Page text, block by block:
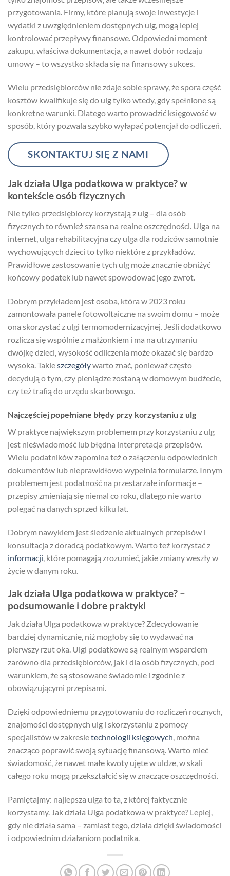
przygotowania. Firmy, które planują swoje inwestycje i
wydatki z uwzględnieniem dostępnych ulg, mogą lepiej
kontrolować przepływy finansowe. Odpowiedni moment
zakupu, właściwa dokumentacja, a nawet dobór rodzaju
umowy – to wszystko składa się na finansowy sukces.
Wielu przedsiębiorców nie zdaje sobie sprawy, że spora część
kosztów kwalifikuje się do ulg tylko wtedy, gdy spełnione są
konkretne warunki. Dlatego warto prowadzić księgowość w
sposób, który pozwala szybko wyłapać potencjał do odliczeń.
SKONTAKTUJ SIĘ Z NAMI
Jak działa Ulga podatkowa w praktyce? w
kontekście osób fizycznych
Nie tylko przedsiębiorcy korzystają z ulg – dla osób
fizycznych to również szansa na realne oszczędności. Ulga na
internet, ulga rehabilitacyjna czy ulga dla rodziców samotnie
wychowujących dzieci to tylko niektóre z przykładów.
Prawidłowe zastosowanie tych ulg może znacznie obniżyć
końcowy podatek lub nawet spowodować jego zwrot.
Dobrym przykładem jest osoba, która w 2023 roku
zamontowała panele fotowoltaiczne na swoim domu – może
ona skorzystać z ulgi termomodernizacyjnej. Jeśli dodatkowo
rozlicza się wspólnie z małżonkiem i ma na utrzymaniu
dwójkę dzieci, wysokość odliczenia może okazać się bardzo
wysoka. Takieszczegóływarto znać, ponieważ często
decydują o tym, czy pieniądze zostaną w domowym budżecie,
czy też trafią do urzędu skarbowego.
Najczęściej popełniane błędy przy korzystaniu z ulg
W praktyce największym problemem przy korzystaniu z ulg
jest nieświadomość lub błędna interpretacja przepisów.
Wielu podatników zapomina też o załączeniu odpowiednich
dokumentów lub nieprawidłowo wypełnia formularze. Innym
problemem jest podatność na przestarzałe informacje –
przepisy zmieniają się niemal co roku, dlatego nie warto
polegać na danych sprzed kilku lat.
Dobrym nawykiem jest śledzenie aktualnych przepisów i
konsultacja z doradcą podatkowym. Warto też korzystać z
informacji , które pomagają zrozumieć, jakie zmiany weszły w
życie w danym roku.
Jak działa Ulga podatkowa w praktyce? –
podsumowanie i dobre praktyki
Jak działa Ulga podatkowa w praktyce? Zdecydowanie
bardziej dynamicznie, niż mogłoby się to wydawać na
pierwszy rzut oka. Ulgi podatkowe są realnym wsparciem
zarówno dla przedsiębiorców, jak i dla osób fizycznych, pod
warunkiem, że są stosowane świadomie i zgodnie z
obowiązującymi przepisami.
Dzięki odpowiedniemu przygotowaniu do rozliczeń rocznych,
znajomości dostępnych ulg i skorzystaniu z pomocy
specjalistów w zakresietechnologii księgowych , można
znacząco poprawić swoją sytuację finansową. Warto mieć
świadomość, że nawet małe kwoty ujęte w uldze, w skali
całego roku mogą przekształcić się w znaczące oszczędności.
Pamiętajmy: najlepsza ulga to ta, z której faktycznie
korzystamy. Jak działa Ulga podatkowa w praktyce? Lepiej,
gdy nie działa sama – zamiast tego, działa dzięki świadomości
i odpowiednim działaniom podatnika.